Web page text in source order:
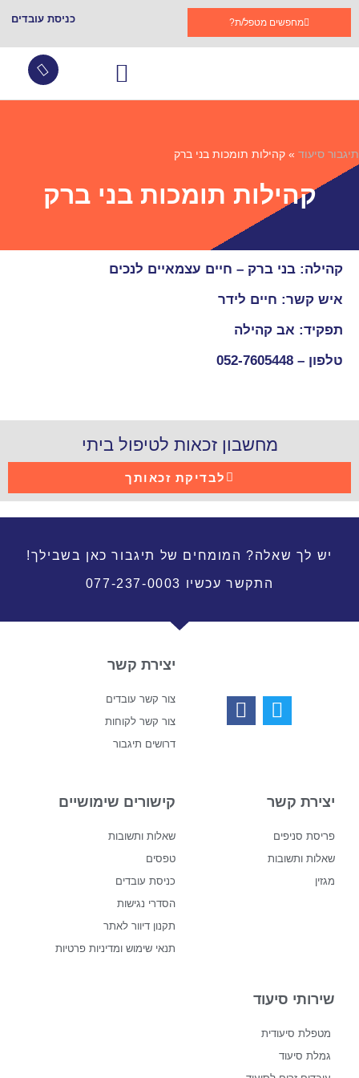
מחפשים מטפל/ת? כניסת עובדים
תיגבור סיעוד » קהילות תומכות בני ברק
קהילות תומכות בני ברק
קהילה: בני ברק – חיים עצמאיים לנכים
איש קשר: חיים לידר
תפקיד: אב קהילה
טלפון – 052-7605448
מחשבון זכאות לטיפול ביתי
לבדיקת זכאותך
יש לך שאלה? המומחים של תיגבור כאן בשבילך!
התקשר עכשיו 077-237-0003
יצירת קשר
צור קשר עובדים
צור קשר לקוחות
דרושים תיגבור
יצירת קשר
פריסת סניפים
שאלות ותשובות
מגזין
קישורים שימושיים
שאלות ותשובות
טפסים
כניסת עובדים
הסדרי נגישות
תקנון דיוור לאתר
תנאי שימוש ומדיניות פרטיות
שירותי סיעוד
מטפלת סיעודית
גמלת סיעוד